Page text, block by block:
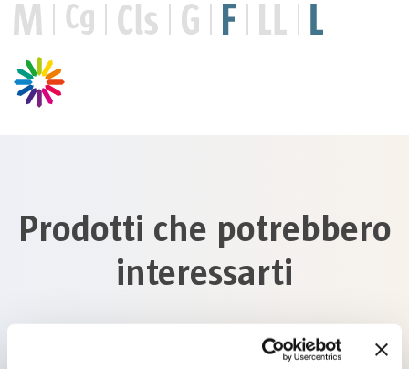
Prodotti che potrebbero
interessarti